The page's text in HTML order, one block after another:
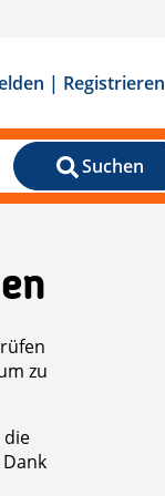
| Registrieren
Suchen
zu
die